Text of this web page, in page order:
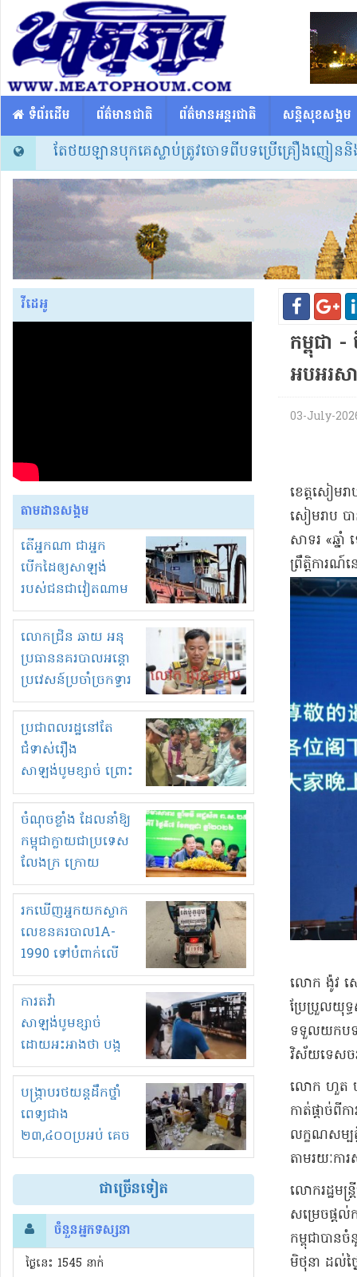
​​ ទំព័រដើម ព័ត៌មានជាតិ ព័ត៌មានអន្តរជាតិ សន្តិសុខសង្គម
ោះតែថយឡានបុកគេស្លាប់ត្រូវចោទពីបទប្រើគ្រឿងញៀននិងបង្កគ្
វីដេអូ
តាមដានសង្គម
តើអ្នកណា ជាអ្នក
បើកដៃឲ្យសាឡង់
របស់ជនជាវៀតណាម
ចូល មកខុស
ច្បាប់លួចបូមខ្សាច់នៅ
ក្នុងប្រទេសកម្ពុជា
លោកជ្រិន ឆាយ អនុ
ប្រធាននគរបាលអន្តោ
ប្រវេសន៍ប្រចាំច្រកទ្វារ
ព្រំដែនភ្នំឌិន និងឈ្មួញ
មួយចំនួនទៀត
កំពង់តែគុបគិតគ្នា
ធ្វើសកម្មភាពរកស៊ីនិង
ស្តុកទំនិញគេចពន្ធ?
ប្រជាពលរដ្ឋនៅតែ
ជំទាស់រឿង
សាឡង់បូមខ្សាច់ ព្រោះ
ខ្លាចបាក់ច្រាំងទៀត!
ចំណុចខ្លាំង ដែលនាំឱ្យ
កម្ពុជាក្លាយជាប្រទេស
លែងក្រ ក្រោយ
ឆ្នាំ២០៣០
រកឃើញអ្នកយកស្លាក
លេខនគរបាល1A-
1990 ទៅបំពាក់លើ
ម៉ូតូរបស់ខ្លួន ដាកផ្លាក
រត់ឌុបហើយ
ការតវ៉ា
សាឡង់បូមខ្សាច់
ដោយអះអាងថា បង្ក
បាក់ច្រាំងទន្លេ និង
រំខានទាំងយប់ទាំងថ្ងៃ
បង្ក្រាបរថយន្តដឹកថ្នាំ
ពេទ្យជាង
២៣,៤០០ប្រអប់ គេច
ពន្ធនិងអត់ច្បាប់នាំ
ចូល!?
ជាច្រើនទៀត
ចំនួនអ្នកទស្សនា
ថ្ងៃនេះ​ 1545 នាក់
កម្ពុជា
អបអរស
03-July-
ខេត្តសៀមរ
សៀមរាប ប
សាទរ «ឆ្ន
ព្រឹត្ដិការណ៍
លោក ង៉ូវ សេ
ប្រែប្រួលយុ
ទទួលយកបទ
វិស័យទេសច
លោក ហួត ហ
កាត់ផ្ដាច់
លក្ខណសម្បត្
តាមរយៈក
លោករដ្ឋមន្
សម្រេចផ្តល់
កម្ពុជាបា
មិថុនា ដល់ថ្